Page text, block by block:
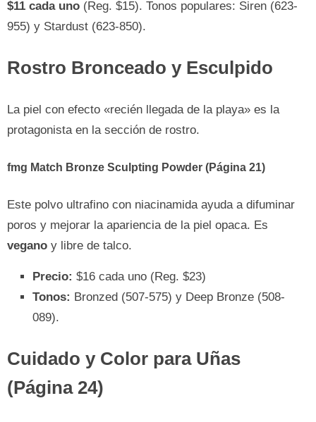
$11 cada uno (Reg. $15). Tonos populares: Siren (623-
955) y Stardust (623-850).
Rostro Bronceado y Esculpido
La piel con efecto «recién llegada de la playa» es la
protagonista en la sección de rostro.
fmg Match Bronze Sculpting Powder (Página 21)
Este polvo ultrafino con niacinamida ayuda a difuminar
poros y mejorar la apariencia de la piel opaca. Es
vegano y libre de talco.
Precio: $16 cada uno (Reg. $23)
Tonos: Bronzed (507-575) y Deep Bronze (508-
089).
Cuidado y Color para Uñas
(Página 24)